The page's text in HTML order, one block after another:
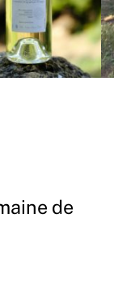
de